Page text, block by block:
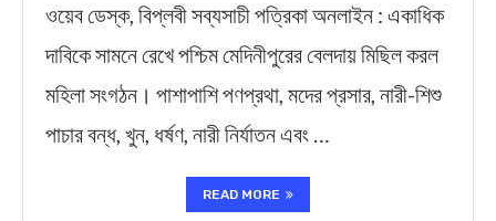
ওয়েব ডেস্ক, বিপ্লবী সব্যসাচী পত্রিকা অনলাইন : একাধিক
দাবিকে সামনে রেখে পশ্চিম মেদিনীপুরের বেলদায় মিছিল করল
মহিলা সংগঠন। পাশাপাশি পণপ্রথা, মদের প্রসার, নারী-শিশু
পাচার বন্ধ, খুন, ধর্ষণ, নারী নির্যাতন এবং …
READ MORE